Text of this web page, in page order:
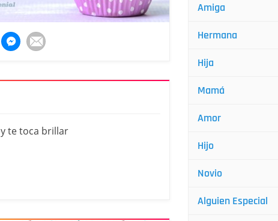
te toca brillar
Amiga
Hermana
Hija
Mamá
Amor
Hijo
Novio
Alguien Especial